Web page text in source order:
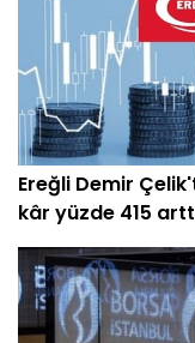
Ereğli Demir
kâr yüzde 415